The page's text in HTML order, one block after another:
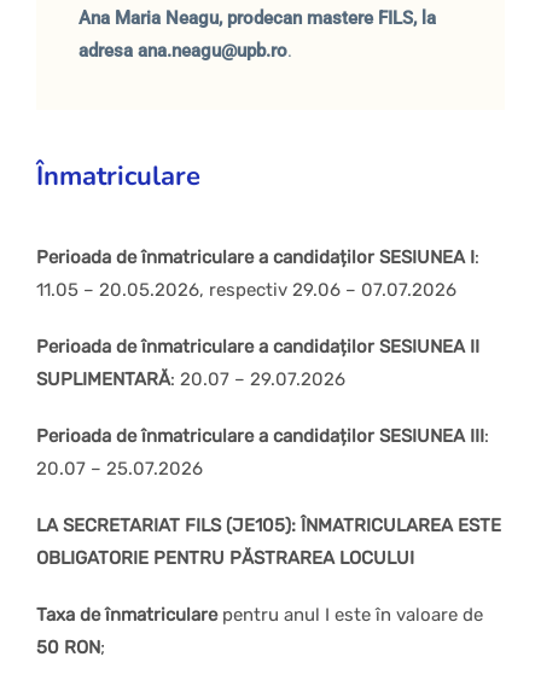
Ana Maria Neagu, prodecan mastere FILS, la
adresa ana.neagu@upb.ro.
Înmatriculare
Perioada de înmatriculare a candidaților SESIUNEA I:
11.05 – 20.05.2026, respectiv 29.06 – 07.07.2026
Perioada de înmatriculare a candidaților SESIUNEA II
SUPLIMENTARĂ: 20.07 – 29.07.2026
Perioada de înmatriculare a candidaților SESIUNEA III:
20.07 – 25.07.2026
LA SECRETARIAT FILS (JE105): ÎNMATRICULAREA ESTE
OBLIGATORIE PENTRU PĂSTRAREA LOCULUI
Taxa de înmatricularepentru anul I este în valoare de
50 RON;